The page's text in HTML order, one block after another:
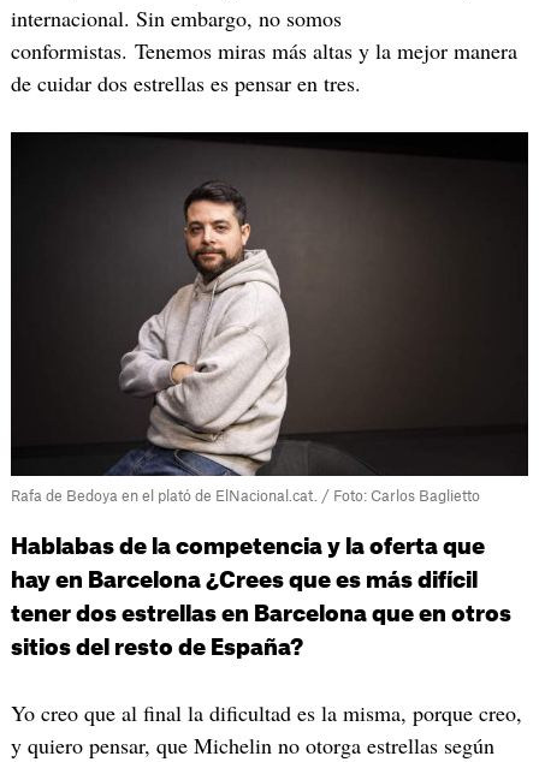
internacional. Sin embargo, no somos
conformistas. Tenemos miras más altas y la mejor manera
de cuidar dos estrellas es pensar en tres.
Rafa de Bedoya en el plató de ElNacional.cat. / Foto: Carlos Baglietto
Hablabas de la competencia y la oferta que
hay en Barcelona ¿Crees que es más difícil
tener dos estrellas en Barcelona que en otros
sitios del resto de España?
Yo creo que al final la dificultad es la misma, porque creo,
y quiero pensar, que Michelin no otorga estrellas según